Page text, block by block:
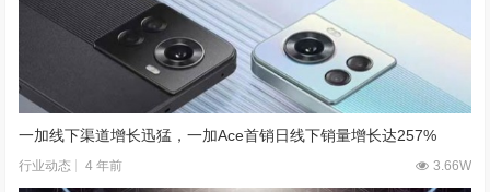
一加线下渠道增长迅猛，一加Ace首销日线下销量增长达257%
行业动态 4 年前 3.66W